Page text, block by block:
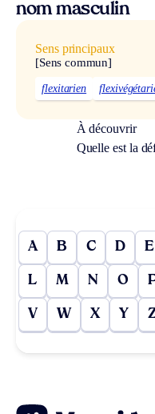
nom masculin
Sens principaux
[Sens commun]
flexitarien
À découvrir
Quelle est la
A B C D E
L M N O
V W X Y